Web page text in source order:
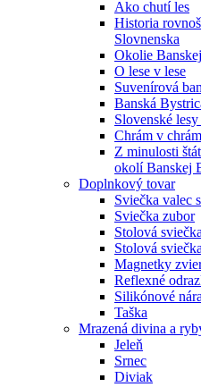
Ako chutí les
Historia
Slovnenska
Okolie
O lese v lese
Suvenírová
Banská
Slovenské
Chrám v
Z minulosti
okolí Banskej
Doplnkový tovar
Sviečka valec
Sviečka zubor
Stolová
Stolová
Magnetky
Reflexné
Silikónové
Taška
Mrazená divina a
Jeleň
Srnec
Diviak